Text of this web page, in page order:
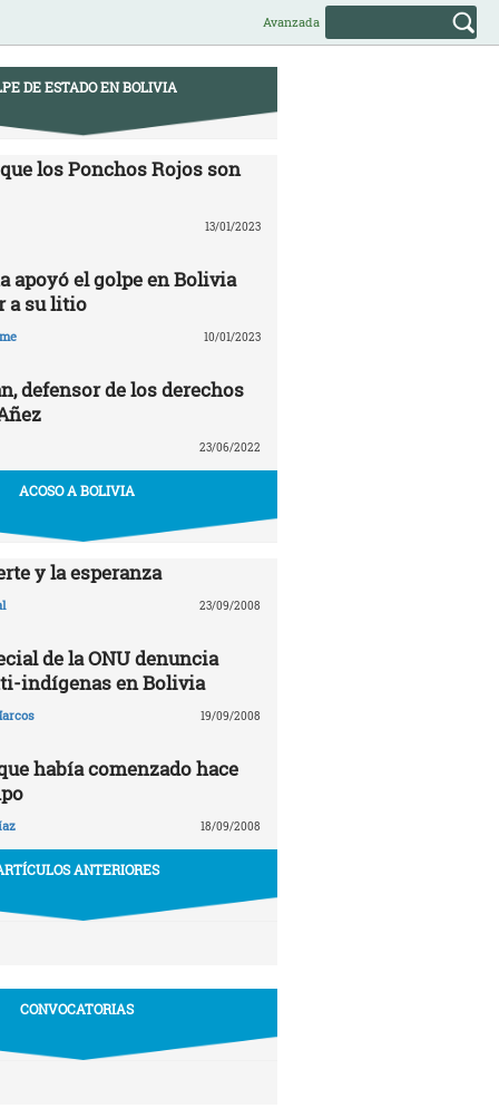
Avanzada
DE ESTADO EN BOLIVIA
los Ponchos Rojos son
13/01/2023
apoyó el golpe en Bolivia
a su litio
10/01/2023
defensor de los derechos
23/06/2022
ACOSO A BOLIVIA
y la esperanza
23/09/2008
de la ONU denuncia
indígenas en Bolivia
19/09/2008
había comenzado hace
18/09/2008
ANTERIORES
CONVOCATORIAS